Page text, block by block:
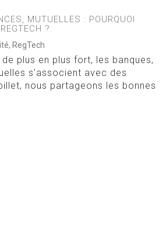
MUTUELLES : POURQUOI
?
, RegTech
plus en plus fort, les banques,
s’associent avec des
nous partageons les bonnes